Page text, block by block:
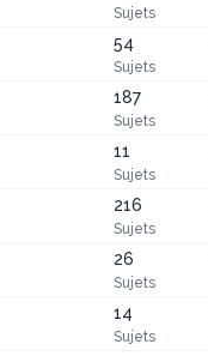
Sujets
54
Sujets
187
Sujets
11
Sujets
216
Sujets
26
Sujets
14
Sujets